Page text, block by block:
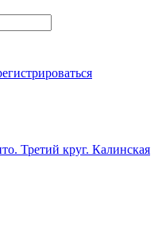
Третий круг. Калинская